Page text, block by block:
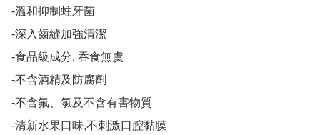
-溫和抑制蛀牙菌
-深入齒縫加強清潔
-食品級成分, 吞食無虞
-不含酒精及防腐劑
-不含氟、氯及不含有害物質
-清新水果口味,不刺激口腔黏膜